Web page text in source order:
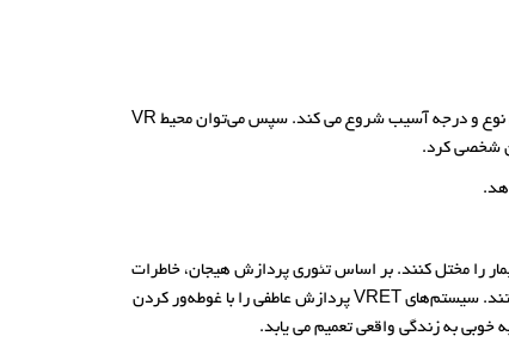
درمان مواجهه سازی با واقعیت مجازی (VRET) در کمک به افراد مبتلا به PTSD ارزشمند ثابت شده است. درمانگر با ارزیابی اولیه نیازهای بیمار بر اساس نوع و درجه آسیب شروع می کند. سپس می‌توان محیط VR
شخصی کرد.
را مختل کنند. بر اساس تئوری پردازش هیجان، خاطرات
از ترس ساختارهایی هستند که حاوی اطلاعاتی درباره ترس‌های ما از جمله محرک‌های ایجاد کننده ترس، معنایی که ما به ترس ها میدهیم و پاسخ به آنها هستند. سیستم‌های VRET پردازش عاطفی را با غوطه‌ور کردن
به زندگی واقعی تعمیم می یابد.